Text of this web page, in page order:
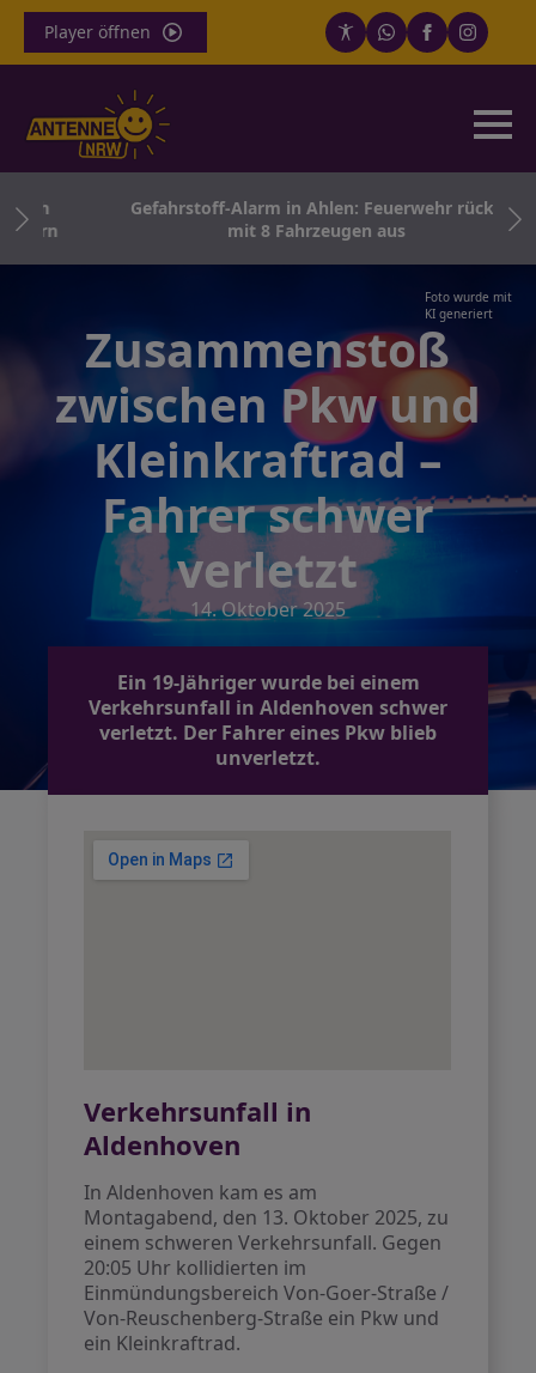
Player öffnen
Gefahrstoff-Alarm in Ahlen: Feuerwehr rückt
mit 8 Fahrzeugen aus
Foto wurde mit
KI generiert
Zusammenstoß
zwischen Pkw und
Kleinkraftrad –
Fahrer schwer
verletzt
14. Oktober 2025
Ein 19-Jähriger wurde bei einem
Verkehrsunfall in Aldenhoven schwer
verletzt. Der Fahrer eines Pkw blieb
unverletzt.
Verkehrsunfall in
Aldenhoven
In Aldenhoven kam es am
Montagabend, den 13. Oktober 2025, zu
einem schweren Verkehrsunfall. Gegen
20:05 Uhr kollidierten im
Einmündungsbereich Von-Goer-Straße /
Von-Reuschenberg-Straße ein Pkw und
ein Kleinkraftrad.